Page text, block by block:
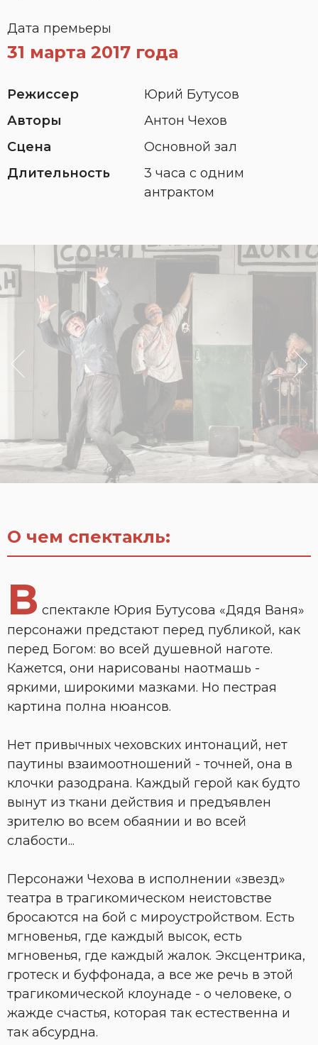
Дата премьеры
31 марта 2017 года
Режиссер
Юрий Бутусов
Авторы
Антон Чехов
Сцена
Основной зал
Длительность
3 часа с одним
антрактом
О чем спектакль:
В спектакле Юрия Бутусова «Дядя Ваня»
персонажи предстают перед публикой, как
перед Богом: во всей душевной наготе.
Кажется, они нарисованы наотмашь -
яркими, широкими мазками. Но пестрая
картина полна нюансов.
Нет привычных чеховских интонаций, нет
паутины взаимоотношений - точней, она в
клочки разодрана. Каждый герой как будто
вынут из ткани действия и предъявлен
зрителю во всем обаянии и во всей
слабости...
Персонажи Чехова в исполнении «звезд»
театра в трагикомическом неистовстве
бросаются на бой с мироустройством. Есть
мгновенья, где каждый высок, есть
мгновенья, где каждый жалок. Эксцентрика,
гротеск и буффонада, а все же речь в этой
трагикомической клоунаде - о человеке, о
жажде счастья, которая так естественна и
так абсурдна.